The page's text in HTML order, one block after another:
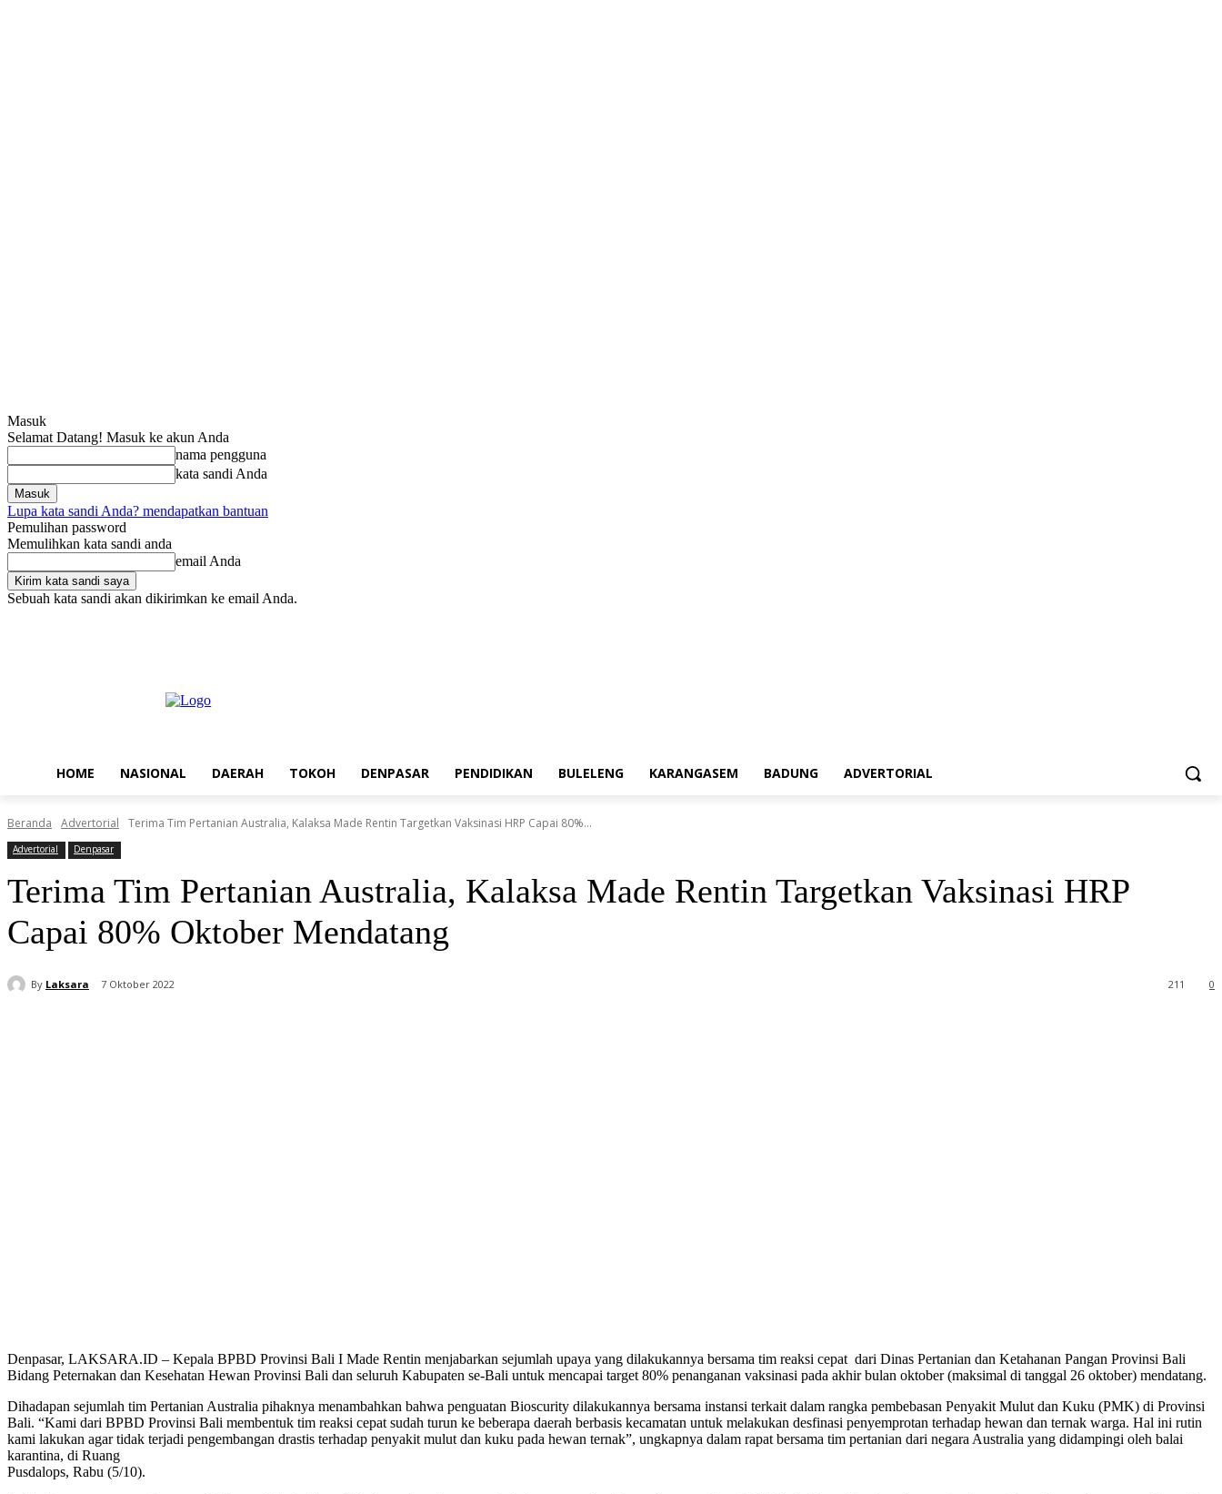
Masuk
Selamat Datang! Masuk ke akun Anda
nama pengguna
kata sandi Anda
Lupa kata sandi Anda? mendapatkan bantuan
Pemulihan password
Memulihkan kata sandi anda
email Anda
Sebuah kata sandi akan dikirimkan ke email Anda.
HOME NASIONAL DAERAH TOKOH DENPASAR PENDIDIKAN BULELENG KARANGASEM BADUNG ADVERTORIAL
Beranda Advertorial Terima Tim Pertanian Australia, Kalaksa Made Rentin Targetkan Vaksinasi HRP Capai 80%...
Advertorial Denpasar
Terima Tim Pertanian Australia, Kalaksa Made Rentin Targetkan Vaksinasi HRP
Capai 80% Oktober Mendatang
By Laksara 7 Oktober 2022 0
211
Denpasar, LAKSARA.ID – Kepala BPBD Provinsi Bali I Made Rentin menjabarkan sejumlah upaya yang dilakukannya bersama tim reaksi cepat dari Dinas Pertanian dan Ketahanan Pangan Provinsi Bali
Bidang Peternakan dan Kesehatan Hewan Provinsi Bali dan seluruh Kabupaten se-Bali untuk mencapai target 80% penanganan vaksinasi pada akhir bulan oktober (maksimal di tanggal 26 oktober) mendatang.
Dihadapan sejumlah tim Pertanian Australia pihaknya menambahkan bahwa penguatan Bioscurity dilakukannya bersama instansi terkait dalam rangka pembebasan Penyakit Mulut dan Kuku (PMK) di Provinsi
Bali. “Kami dari BPBD Provinsi Bali membentuk tim reaksi cepat sudah turun ke beberapa daerah berbasis kecamatan untuk melakukan desfinasi penyemprotan terhadap hewan dan ternak warga. Hal ini rutin
kami lakukan agar tidak terjadi pengembangan drastis terhadap penyakit mulut dan kuku pada hewan ternak”, ungkapnya dalam rapat bersama tim pertanian dari negara Australia yang didampingi oleh balai
karantina, di Ruang
Pusdalops, Rabu (5/10).